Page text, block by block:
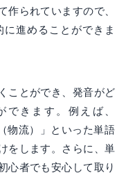
作られていますので、
進めることができま
ことができ、発音がど
きます。例えば、
物流）」といった単語
をします。さらに、単
心者でも安心して取り